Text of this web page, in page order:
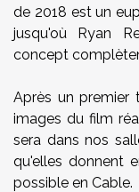
de 2018 est un
jusqu'où Ryan
concept
Après un premier
images du film
sera dans nos
qu'elles donnent
possible en Cable.